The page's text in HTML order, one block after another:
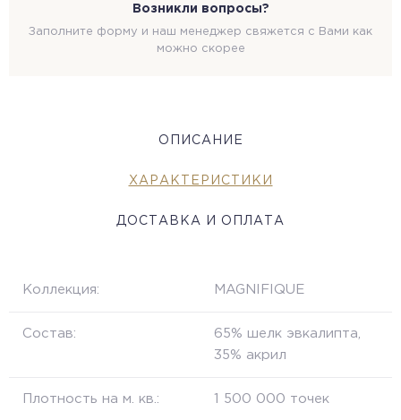
Возникли вопросы?
Заполните форму и наш менеджер свяжется с Вами как
можно скорее
ОПИСАНИЕ
ХАРАКТЕРИСТИКИ
ДОСТАВКА И ОПЛАТА
Коллекция: MAGNIFIQUE
Состав:
65% шелк эвкалипта,
35% акрил
Плотность на м. кв.: 1 500 000 точек